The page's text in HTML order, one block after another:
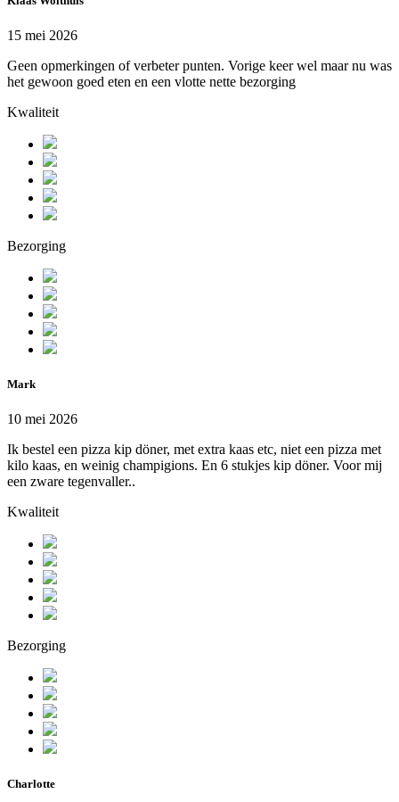
15 mei 2026
Geen opmerkingen of verbeter punten. Vorige keer wel maar nu was
het gewoon goed eten en een vlotte nette bezorging
Kwaliteit
Bezorging
Mark
10 mei 2026
Ik bestel een pizza kip döner, met extra kaas etc, niet een pizza met
kilo kaas, en weinig champigions. En 6 stukjes kip döner. Voor mij
een zware tegenvaller..
Kwaliteit
Bezorging
Charlotte